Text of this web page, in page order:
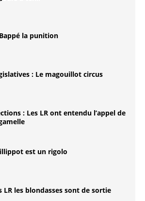
la punition
: Le magouillot circus
: Les LR ont entendu l’appel de
est un rigolo
LR les blondasses sont de sortie